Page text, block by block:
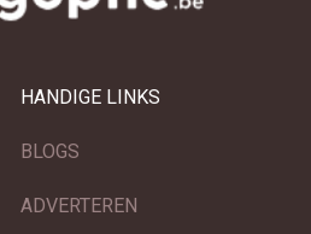
HANDIGE LINKS
BLOGS
ADVERTEREN